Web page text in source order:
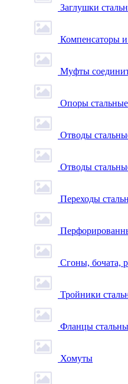
Заглушки
Компенсаторы
Муфты
Опоры стальные
Отводы
Отводы
Переходы
Сгоны, бочата,
Тройники
Фланцы
Хомуты